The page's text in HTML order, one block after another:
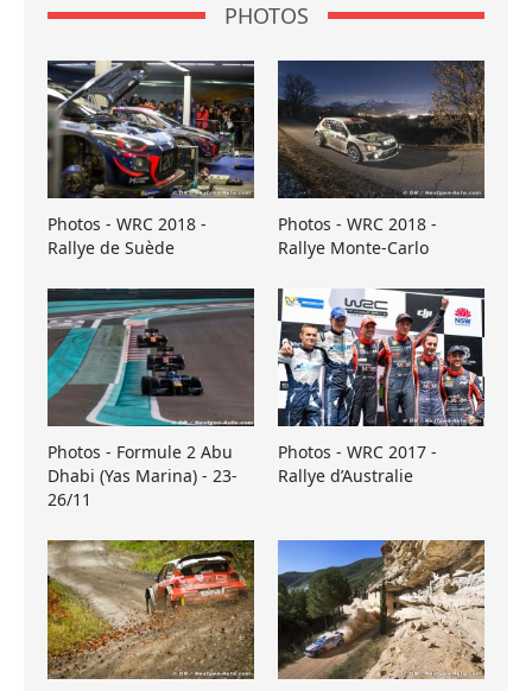
PHOTOS
Photos - WRC 2018 -
Rallye de Suède
Photos - WRC 2018 -
Rallye Monte-Carlo
Photos - Formule 2 Abu
Dhabi (Yas Marina) - 23-
26/11
Photos - WRC 2017 -
Rallye d’Australie